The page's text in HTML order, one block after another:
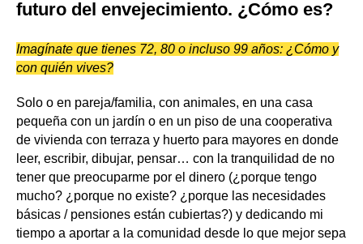
futuro del envejecimiento. ¿Cómo es?
Imagínate que tienes 72, 80 o incluso 99 años: ¿Cómo y
con quién vives?
Solo o en pareja/familia, con animales, en una casa
pequeña con un jardín o en un piso de una cooperativa
de vivienda con terraza y huerto para mayores en donde
leer, escribir, dibujar, pensar… con la tranquilidad de no
tener que preocuparme por el dinero (¿porque tengo
mucho? ¿porque no existe? ¿porque las necesidades
básicas / pensiones están cubiertas?) y dedicando mi
tiempo a aportar a la comunidad desde lo que mejor sepa